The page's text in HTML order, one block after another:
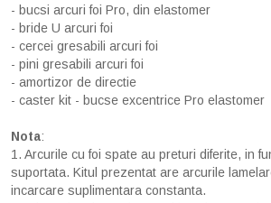
- bucsi arcuri foi Pro, din elastomer
- bride U arcuri foi
- cercei gresabili arcuri foi
- pini gresabili arcuri foi
- amortizor de directie
- caster kit - bucse excentrice Pro elastomer
Nota:
1. Arcurile cu foi spate au preturi diferite, in
suportata. Kitul prezentat are arcurile
incarcare suplimentara constanta.